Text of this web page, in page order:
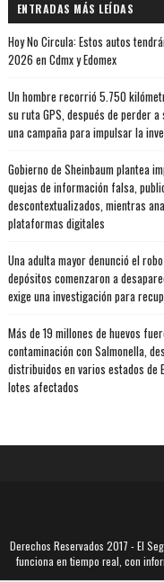
ENTRADAS MÁS LEÍDAS
Hoy No Circula: Estos autos
2026 en Cdmx y Edomex
Un hombre recorrió 5.750
su ruta GPS, después de perder
una campaña para impulsar la
Gobierno de Sheinbaum plantea
quejas de información falsa,
descontextualizados, mientras
plataformas digitales
Una adulta mayor denunció el
depósitos comenzaron a
exige una investigación para
Más de 19 millones de huevos
contaminación con Salmonella,
distribuidos en varios estados de
lotes afectados
Derechos Reservados 2017 - El
funciona en tiempo real, con